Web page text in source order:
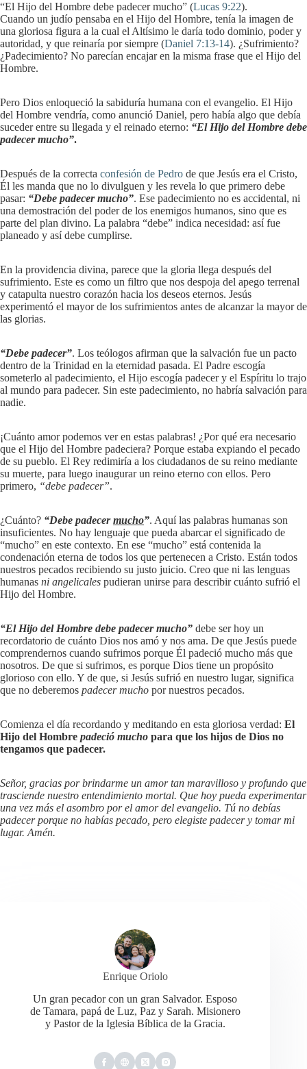
“El Hijo del Hombre debe padecer mucho” (Lucas 9:22).
Cuando un judío pensaba en el Hijo del Hombre, tenía la imagen de
una gloriosa figura a la cual el Altísimo le daría todo dominio, poder y
autoridad, y que reinaría por siempre (Daniel 7:13-14). ¿Sufrimiento?
¿Padecimiento? No parecían encajar en la misma frase que el Hijo del
Hombre.
Pero Dios enloqueció la sabiduría humana con el evangelio. El Hijo
del Hombre vendría, como anunció Daniel, pero había algo que debía
suceder entre su llegada y el reinado eterno: “El Hijo del Hombre debe
padecer mucho”.
Después de la correcta confesión de Pedro de que Jesús era el Cristo,
Él les manda que no lo divulguen y les revela lo que primero debe
pasar: “Debe padecer mucho”. Ese padecimiento no es accidental, ni
una demostración del poder de los enemigos humanos, sino que es
parte del plan divino. La palabra “debe” indica necesidad: así fue
planeado y así debe cumplirse.
En la providencia divina, parece que la gloria llega después del
sufrimiento. Este es como un filtro que nos despoja del apego terrenal
y catapulta nuestro corazón hacia los deseos eternos. Jesús
experimentó el mayor de los sufrimientos antes de alcanzar la mayor de
las glorias.
“Debe padecer”. Los teólogos afirman que la salvación fue un pacto
dentro de la Trinidad en la eternidad pasada. El Padre escogía
someterlo al padecimiento, el Hijo escogía padecer y el Espíritu lo trajo
al mundo para padecer. Sin este padecimiento, no habría salvación para
nadie.
¡Cuánto amor podemos ver en estas palabras! ¿Por qué era necesario
que el Hijo del Hombre padeciera? Porque estaba expiando el pecado
de su pueblo. El Rey redimiría a los ciudadanos de su reino mediante
su muerte, para luego inaugurar un reino eterno con ellos. Pero
primero, “debe padecer”.
¿Cuánto? “Debe padecermucho”. Aquí las palabras humanas son
insuficientes. No hay lenguaje que pueda abarcar el significado de
“mucho” en este contexto. En ese “mucho” está contenida la
condenación eterna de todos los que pertenecen a Cristo. Están todos
nuestros pecados recibiendo su justo juicio. Creo que ni las lenguas
humanas ni angelicales pudieran unirse para describir cuánto sufrió el
Hijo del Hombre.
“El Hijo del Hombre debe padecer mucho” debe ser hoy un
recordatorio de cuánto Dios nos amó y nos ama. De que Jesús puede
comprendernos cuando sufrimos porque Él padeció mucho más que
nosotros. De que si sufrimos, es porque Dios tiene un propósito
glorioso con ello. Y de que, si Jesús sufrió en nuestro lugar, significa
que no deberemos padecer mucho por nuestros pecados.
Comienza el día recordando y meditando en esta gloriosa verdad: El
Hijo del Hombre padeció mucho para que los hijos de Dios no
tengamos que padecer.
Señor, gracias por brindarme un amor tan maravilloso y profundo que
trasciende nuestro entendimiento mortal. Que hoy pueda experimentar
una vez más el asombro por el amor del evangelio. Tú no debías
padecer porque no habías pecado, pero elegiste padecer y tomar mi
lugar. Amén.
Enrique Oriolo
Un gran pecador con un gran Salvador. Esposo
de Tamara, papá de Luz, Paz y Sarah. Misionero
y Pastor de la Iglesia Bíblica de la Gracia.